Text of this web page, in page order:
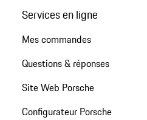
Services en ligne
Mes commandes
Questions & réponses
Site Web Porsche
Configurateur Porsche